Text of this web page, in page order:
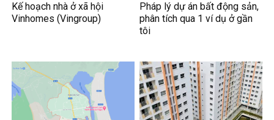
Kế hoạch nhà ở xã hội
Vinhomes (Vingroup)
Pháp lý dự án bất động sản,
phân tích qua 1 ví dụ ở gần
tôi